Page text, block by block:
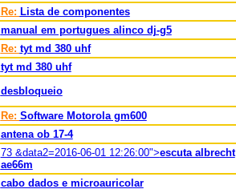
Re: Lista de componentes
manual em portugues alinco dj-g5
Re: tyt md 380 uhf
tyt md 380 uhf
desbloqueio
Re: Software Motorola gm600
antena ob 17-4
73 &data2=2016-06-01 12:26:00">escuta albrecht
ae66m
cabo dados e microauricolar